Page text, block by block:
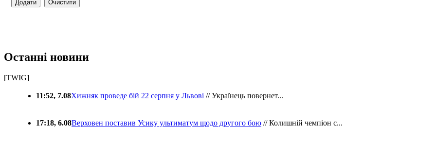
Останні новини
[TWIG]
11:52, 7.08Хижняк проведе бій 22 серпня у Львові // Українець повернет...
17:18, 6.08Верховен поставив Усику ультиматум щодо другого бою // Колишній чемпіон с...